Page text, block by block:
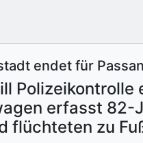
endet für
erfasst
flüchteten zu